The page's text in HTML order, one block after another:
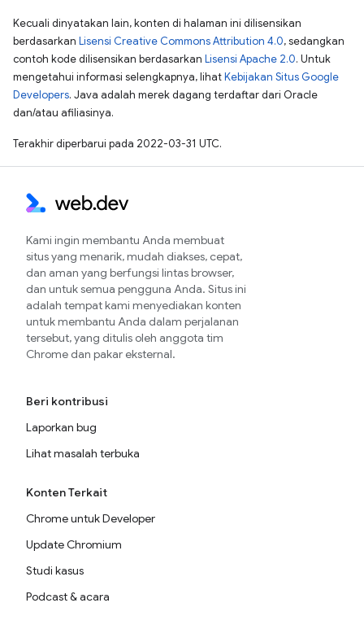
Kecuali dinyatakan lain, konten di halaman ini dilisensikan
berdasarkan Lisensi Creative Commons Attribution 4.0, sedangkan
contoh kode dilisensikan berdasarkan Lisensi Apache 2.0. Untuk
mengetahui informasi selengkapnya, lihatKebijakan Situs Google
Developers. Java adalah merek dagang terdaftar dari Oracle
dan/atau afiliasinya.
Terakhir diperbarui pada 2022-03-31 UTC.
Kami ingin membantu Anda membuat
situs yang menarik, mudah diakses, cepat,
dan aman yang berfungsi lintas browser,
dan untuk semua pengguna Anda. Situs ini
adalah tempat kami menyediakan konten
untuk membantu Anda dalam perjalanan
tersebut, yang ditulis oleh anggota tim
Chrome dan pakar eksternal.
Beri kontribusi
Laporkan bug
Lihat masalah terbuka
Konten Terkait
Chrome untuk Developer
Update Chromium
Studi kasus
Podcast & acara